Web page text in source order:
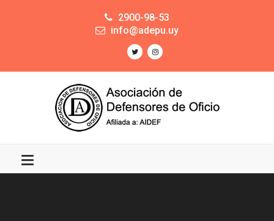
2900-98-53
info@adepu.uy